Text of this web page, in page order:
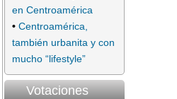
en Centroamérica
• Centroamérica,
también urbanita y con
mucho “lifestyle”
Votaciones